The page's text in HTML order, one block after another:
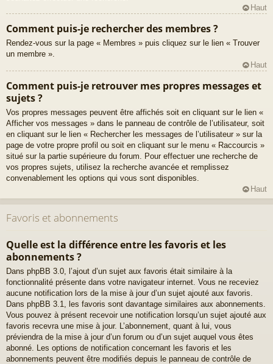
Haut
Comment puis-je rechercher des membres ?
Rendez-vous sur la page « Membres » puis cliquez sur le lien « Trouver
un membre ».
Haut
Comment puis-je retrouver mes propres messages et
sujets ?
Vos propres messages peuvent être affichés soit en cliquant sur le lien «
Afficher vos messages » dans le panneau de contrôle de l’utilisateur, soit
en cliquant sur le lien « Rechercher les messages de l’utilisateur » sur la
page de votre propre profil ou soit en cliquant sur le menu « Raccourcis »
situé sur la partie supérieure du forum. Pour effectuer une recherche de
vos propres sujets, utilisez la recherche avancée et remplissez
convenablement les options qui vous sont disponibles.
Haut
Favoris et abonnements
Quelle est la différence entre les favoris et les
abonnements ?
Dans phpBB 3.0, l’ajout d’un sujet aux favoris était similaire à la
fonctionnalité présente dans votre navigateur internet. Vous ne receviez
aucune notification lors de la mise à jour d’un sujet ajouté aux favoris.
Dans phpBB 3.1, les favoris sont davantage similaires aux abonnements.
Vous pouvez à présent recevoir une notification lorsqu’un sujet ajouté aux
favoris recevra une mise à jour. L’abonnement, quant à lui, vous
préviendra de la mise à jour d’un forum ou d’un sujet auquel vous êtes
abonné. Les options de notification concernant les favoris et les
abonnements peuvent être modifiés depuis le panneau de contrôle de